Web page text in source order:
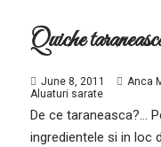
Quiche
June 8, 2011 Anca
Aluaturi sarate
De ce taraneasca?…
ingredientele si in loc